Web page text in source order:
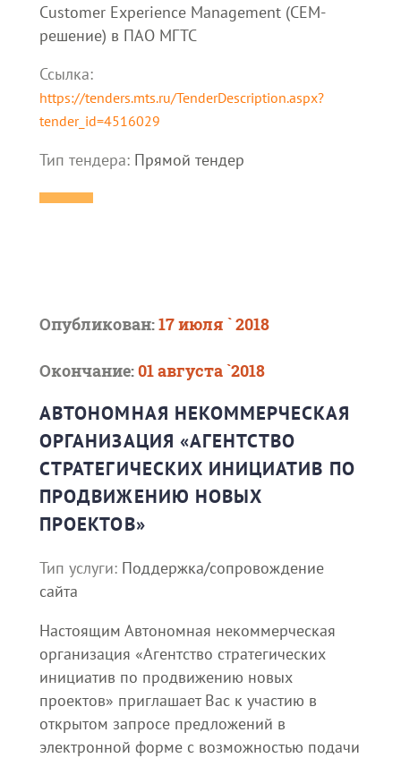
Customer Experience Management (CEM-
решение) в ПАО МГТС
Ссылка:
https://tenders.mts.ru/TenderDescription.aspx?
tender_id=4516029
Тип тендера: Прямой тендер
Опубликован:17 июля ` 2018
Окончание:01 августа `2018
АВТОНОМНАЯ НЕКОММЕРЧЕСКАЯ
ОРГАНИЗАЦИЯ «АГЕНТСТВО
СТРАТЕГИЧЕСКИХ ИНИЦИАТИВ ПО
ПРОДВИЖЕНИЮ НОВЫХ
ПРОЕКТОВ»
Тип услуги: Поддержка/сопровождение
сайта
Настоящим Автономная некоммерческая
организация «Агентство стратегических
инициатив по продвижению новых
проектов» приглашает Вас к участию в
открытом запросе предложений в
электронной форме с возможностью подачи